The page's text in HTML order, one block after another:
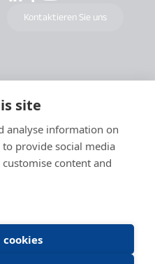
site
analyse information on
provide social media
content and
Kontaktieren Sie uns